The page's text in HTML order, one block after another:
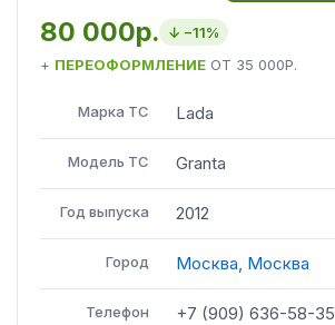
80 000р. ↓ −11%
+ ПЕРЕОФОРМЛЕНИЕ ОТ 35 000Р.
Марка ТС Lada
Модель ТС Granta
Год выпуска 2012
Город Москва Москва
Телефон +7 (909) 636-58-35